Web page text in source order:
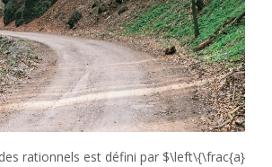
rationnels est défini par $\left\{\frac{a}